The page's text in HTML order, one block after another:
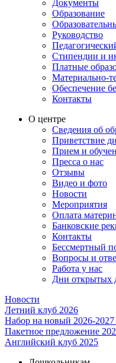
Документы
Образование
Руководство
Стипендии и
Платные
Материально-
Обеспечение
Контакты
О центре
Сведения об
Приветствие
Прием и
Пресса о нас
Отзывы
Видео и фото
Новости
Мероприятия
Оплата
Банковские
Контакты
Бессмертный
Вопросы и
Работа у нас
Дни открытых
Новости
Летний клуб 2026
Набор на новый 2026-
Пакетное предложение
Английский клуб 2025